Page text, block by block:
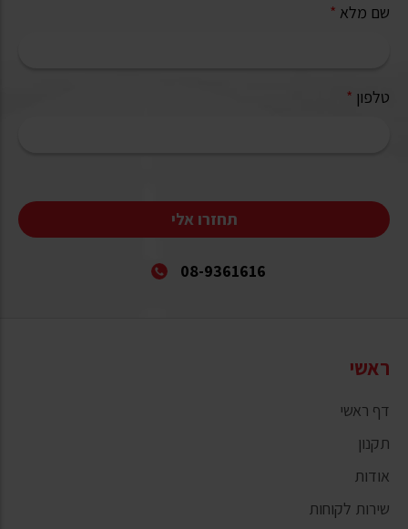
שם מלא *
טלפון *
תחזרו אלי
08-9361616
ראשי
דף ראשי
תקנון
אודות
שירות לקוחות